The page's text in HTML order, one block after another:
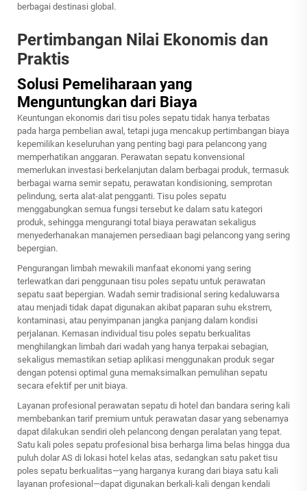
berbagai destinasi global.
Pertimbangan Nilai Ekonomis dan
Praktis
Solusi Pemeliharaan yang
Menguntungkan dari Biaya
Keuntungan ekonomis dari tisu poles sepatu tidak hanya terbatas
pada harga pembelian awal, tetapi juga mencakup pertimbangan biaya
kepemilikan keseluruhan yang penting bagi para pelancong yang
memperhatikan anggaran. Perawatan sepatu konvensional
memerlukan investasi berkelanjutan dalam berbagai produk, termasuk
berbagai warna semir sepatu, perawatan kondisioning, semprotan
pelindung, serta alat-alat pengganti. Tisu poles sepatu
menggabungkan semua fungsi tersebut ke dalam satu kategori
produk, sehingga mengurangi total biaya perawatan sekaligus
menyederhanakan manajemen persediaan bagi pelancong yang sering
bepergian.
Pengurangan limbah mewakili manfaat ekonomi yang sering
terlewatkan dari penggunaan tisu poles sepatu untuk perawatan
sepatu saat bepergian. Wadah semir tradisional sering kedaluwarsa
atau menjadi tidak dapat digunakan akibat paparan suhu ekstrem,
kontaminasi, atau penyimpanan jangka panjang dalam kondisi
perjalanan. Kemasan individual tisu poles sepatu berkualitas
menghilangkan limbah dari wadah yang hanya terpakai sebagian,
sekaligus memastikan setiap aplikasi menggunakan produk segar
dengan potensi optimal guna memaksimalkan pemulihan sepatu
secara efektif per unit biaya.
Layanan profesional perawatan sepatu di hotel dan bandara sering kali
membebankan tarif premium untuk perawatan dasar yang sebenarnya
dapat dilakukan sendiri oleh pelancong dengan peralatan yang tepat.
Satu kali poles sepatu profesional bisa berharga lima belas hingga dua
puluh dolar AS di lokasi hotel kelas atas, sedangkan satu paket tisu
poles sepatu berkualitas—yang harganya kurang dari biaya satu kali
layanan profesional—dapat digunakan berkali-kali dengan kendali